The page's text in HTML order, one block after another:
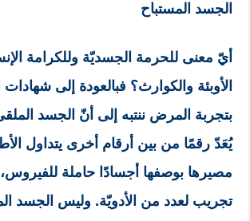
الجسد المستباح
أيّ معنى للحرمة الجسديّة وللكرامة
الأوبئة والكوارث؟ فبالعودة إلى شهادات
بتجربة المرض ننتبه إلى أنّ الجسد
يُعَدّ رقمًا من بين أرقام أخرى يتداول
مصيرها بوصفها أجسادًا حاملة
تجريب لعدد من الأدويّة. وليس الجسد